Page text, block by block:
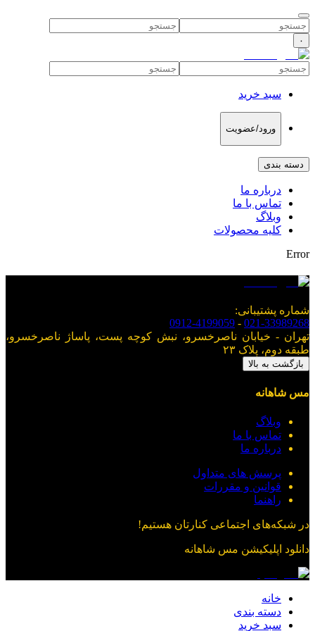
۰
سبد خرید
ورود/عضویت
دسته بندی
درباره ما
تماس با ما
وبلاگ
کلیه محصولات
Error
شماره پشتیبانی:
021-33989268
-
0912-4199059
تهران - خیابان ناصرخسرو، نبش کوچه پست، پاساژ ناصرخسرو،
طبقه دوم، پلاک ۲۳
بازگشت به بالا
مس شاهانه
وبلاگ
تماس با ما
درباره ما
پرسش های متداول
قوانین و مقررات
راهنما
در شبکه‌های اجتماعی کنارتان هستیم!
دانلود اپلیکیشن مس شاهانه
خانه
دسته بندی
سبد خرید